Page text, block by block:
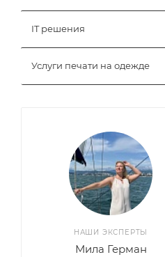
IT решения
Услуги печати на одежде
НАШИ ЭКСПЕРТЫ
Мила Герман